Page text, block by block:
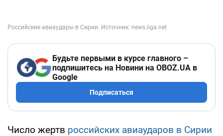
Будьте первыми в курсе главного –
подпишитесь на Новини на OBOZ.UA в
Google
Подписаться
Число жертв российских авиаударов в Сирии